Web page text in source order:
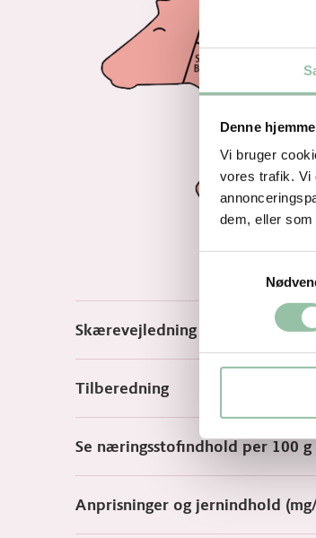
Denne
Vi bruger
vores trafik. Vi
dem, eller
Skærevejledning
Tilberedning
Se næringsstofindhold per 100
Anprisninger og jernindhold